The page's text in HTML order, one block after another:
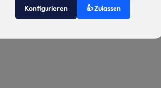
Konfigurieren 👍 Zulassen